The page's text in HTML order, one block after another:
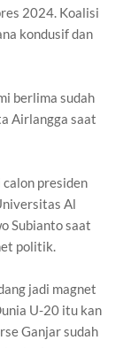
2024. Koalisi
kondusif dan
berlima sudah
Airlangga saat
calon presiden
Al
Subianto saat
politik.
jadi magnet
U-20 itu kan
Ganjar sudah